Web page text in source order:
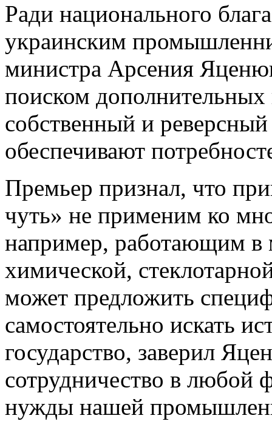
Ради национального
украинским
министра Арсения
поиском дополнительных
собственный и
обеспечивают
Премьер признал, что
чуть» не применим ко
например, работающим в
химической,
может предложить
самостоятельно искать
государство, заверил
сотрудничество в любой
нужды нашей